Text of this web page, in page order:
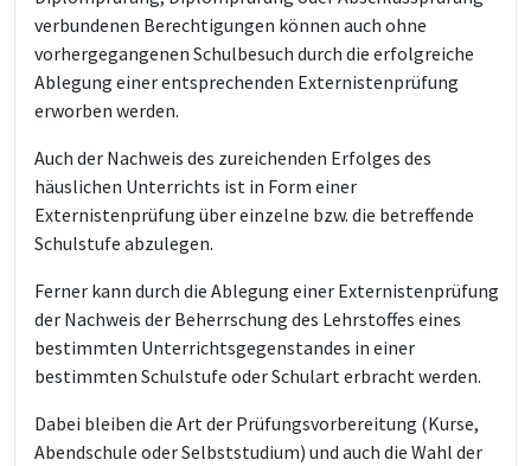
verbundenen Berechtigungen können auch ohne
vorhergegangenen Schulbesuch durch die erfolgreiche
Ablegung einer entsprechenden Externistenprüfung
erworben werden.
Auch der Nachweis des zureichenden Erfolges des
häuslichen Unterrichts ist in Form einer
Externistenprüfung über einzelne bzw. die betreffende
Schulstufe abzulegen.
Ferner kann durch die Ablegung einer Externistenprüfung
der Nachweis der Beherrschung des Lehrstoffes eines
bestimmten Unterrichtsgegenstandes in einer
bestimmten Schulstufe oder Schulart erbracht werden.
Dabei bleiben die Art der Prüfungsvorbereitung (Kurse,
Abendschule oder Selbststudium) und auch die Wahl der